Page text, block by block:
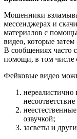
Мошенники
мессенджерах и
материалов с
видео, которые
В сообщениях часто
помощи, в том числе
Фейковые видео
нереалистично
озвучкой;
засветы и